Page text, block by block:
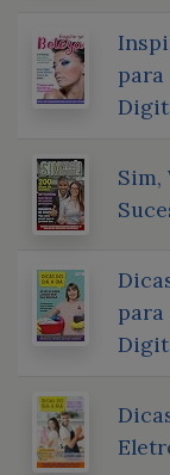
Sim,
para